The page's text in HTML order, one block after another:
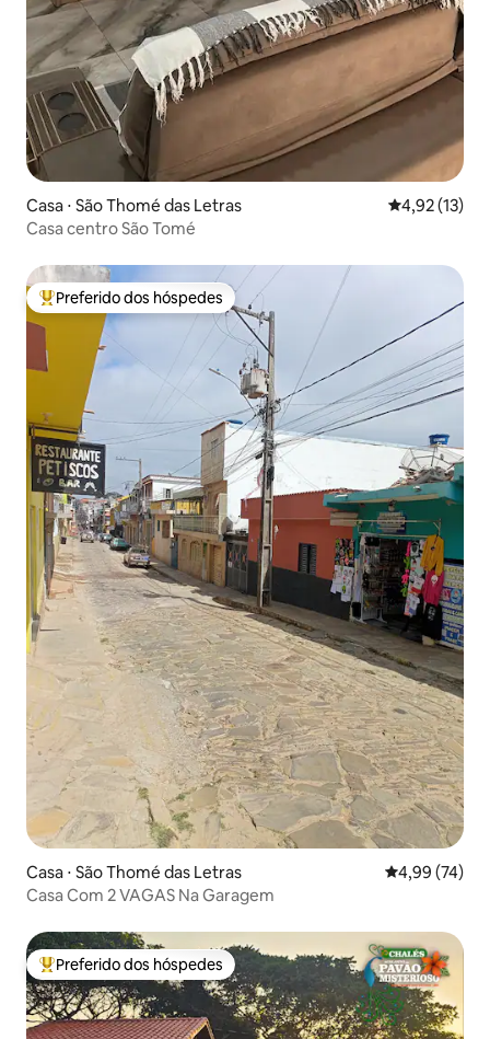
Casa ⋅ São Thomé das Letras 4,92 de uma
4,92 (13)
Casa centro São Tomé
Entre os melhores preferidos dos hóspedes
Preferido dos hóspedes
Casa ⋅ São Thomé das Letras 4,99 de uma
4,99 (74)
Casa Com 2 VAGAS Na Garagem
Entre os melhores preferidos dos hóspedes
Preferido dos hóspedes